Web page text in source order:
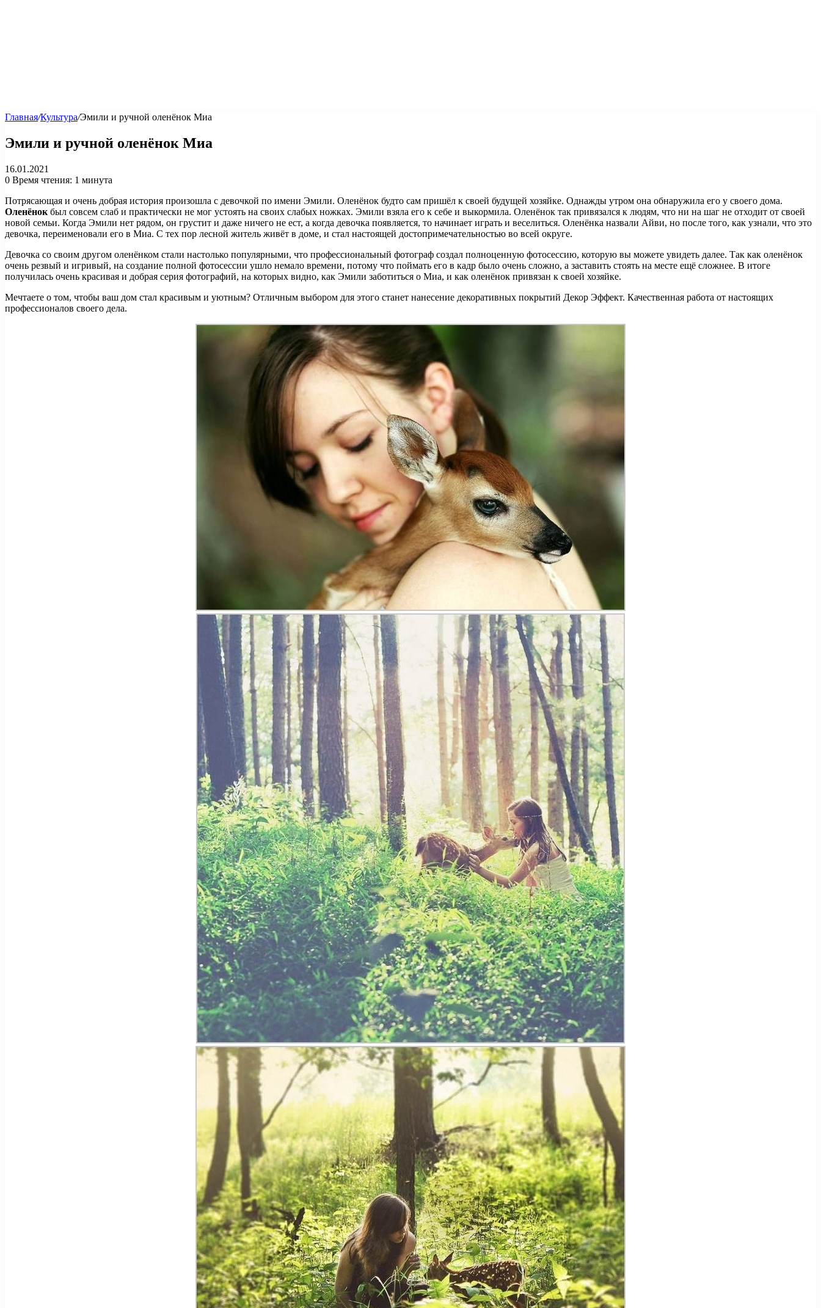
Главная/Культура/Эмили и ручной оленёнок Миа
Эмили и ручной оленёнок Миа
16.01.2021
0 Время чтения: 1 минута
Потрясающая и очень добрая история произошла с девочкой по имени Эмили. Оленёнок будто сам пришёл к своей будущей хозяйке. Однажды утром она обнаружила его у своего дома.
Оленёнок был совсем слаб и практически не мог устоять на своих слабых ножках. Эмили взяла его к себе и выкормила. Оленёнок так привязался к людям, что ни на шаг не отходит от своей
новой семьи. Когда Эмили нет рядом, он грустит и даже ничего не ест, а когда девочка появляется, то начинает играть и веселиться. Оленёнка назвали Айви, но после того, как узнали, что это
девочка, переименовали его в Миа. С тех пор лесной житель живёт в доме, и стал настоящей достопримечательностью во всей округе.
Девочка со своим другом оленёнком стали настолько популярными, что профессиональный фотограф создал полноценную фотосессию, которую вы можете увидеть далее. Так как оленёнок
очень резвый и игривый, на создание полной фотосессии ушло немало времени, потому что поймать его в кадр было очень сложно, а заставить стоять на месте ещё сложнее. В итоге
получилась очень красивая и добрая серия фотографий, на которых видно, как Эмили заботиться о Миа, и как оленёнок привязан к своей хозяйке.
Мечтаете о том, чтобы ваш дом стал красивым и уютным? Отличным выбором для этого станет нанесение декоративных покрытий Декор Эффект. Качественная работа от настоящих
профессионалов своего дела.